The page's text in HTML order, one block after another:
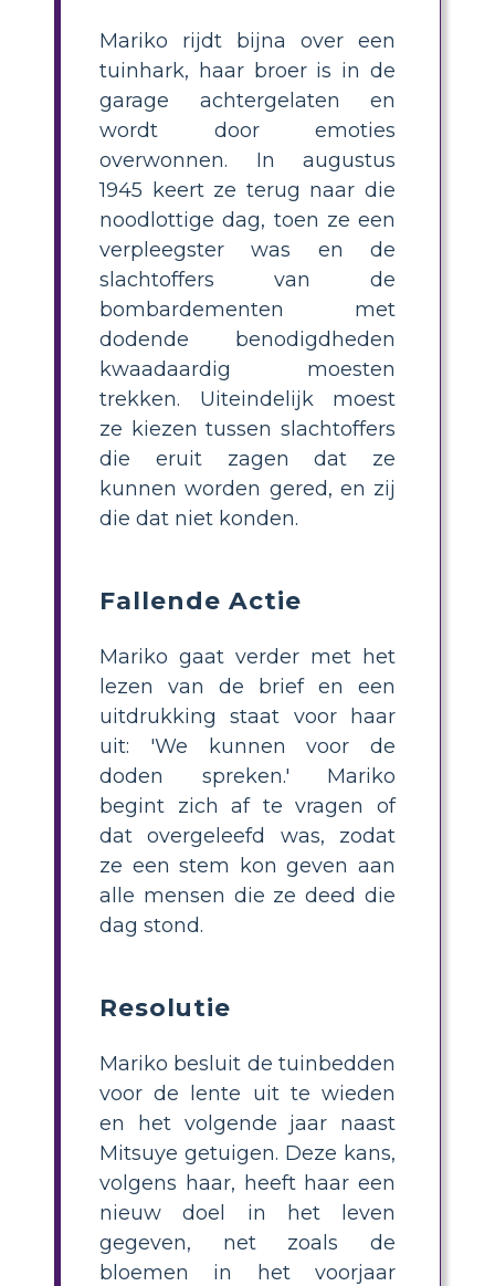
Mariko rijdt bijna over een
tuinhark, haar broer is in de
garage achtergelaten en
wordt door emoties
overwonnen. In augustus
1945 keert ze terug naar die
noodlottige dag, toen ze een
verpleegster was en de
slachtoffers van de
bombardementen met
dodende benodigdheden
kwaadaardig moesten
trekken. Uiteindelijk moest
ze kiezen tussen slachtoffers
die eruit zagen dat ze
kunnen worden gered, en zij
die dat niet konden.
Fallende Actie
Mariko gaat verder met het
lezen van de brief en een
uitdrukking staat voor haar
uit: 'We kunnen voor de
doden spreken.' Mariko
begint zich af te vragen of
dat overgeleefd was, zodat
ze een stem kon geven aan
alle mensen die ze deed die
dag stond.
Resolutie
Mariko besluit de tuinbedden
voor de lente uit te wieden
en het volgende jaar naast
Mitsuye getuigen. Deze kans,
volgens haar, heeft haar een
nieuw doel in het leven
gegeven, net zoals de
bloemen in het voorjaar